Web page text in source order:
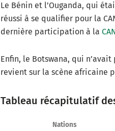
Le Bénin et l’Ouganda, qui
réussi à se qualifier pour la
dernière participation à la
Enfin, le Botswana, qui
revient sur la scène africaine
Tableau récapitulatif
Nations